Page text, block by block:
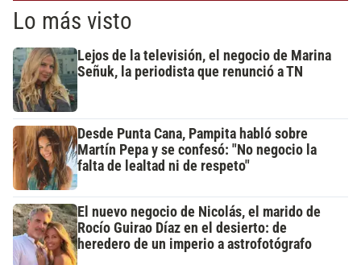
Lo más visto
Lejos de la televisión, el negocio de Marina
Señuk, la periodista que renunció a TN
Desde Punta Cana, Pampita habló sobre
Martín Pepa y se confesó: "No negocio la
falta de lealtad ni de respeto"
El nuevo negocio de Nicolás, el marido de
Rocío Guirao Díaz en el desierto: de
heredero de un imperio a astrofotógrafo